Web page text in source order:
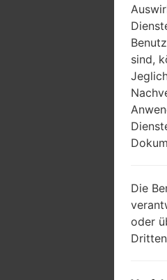
sind,
Die
oder